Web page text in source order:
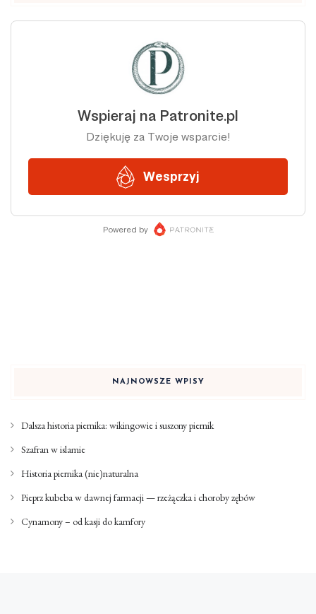
NAJNOWSZE WPISY
Dalsza historia piernika: wikingowie i suszony piernik
Szafran w islamie
Historia piernika (nie)naturalna
Pieprz kubeba w dawnej farmacji — rzeżączka i choroby zębów
Cynamony – od kasji do kamfory